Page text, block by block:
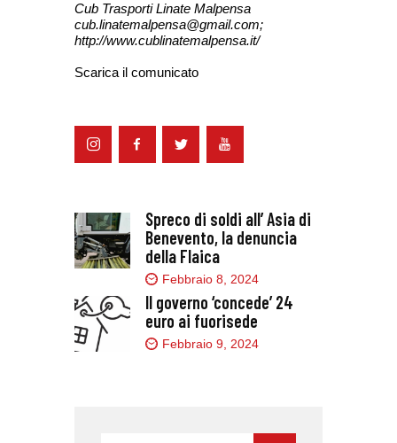
Cub Trasporti Linate Malpensa
cub.linatemalpensa@gmail.com;
http://www.cublinatemalpensa.it/
Scarica il comunicato
Spreco di soldi all’ Asia di
Benevento, la denuncia
della Flaica
Febbraio 8, 2024
Il governo ‘concede’ 24
euro ai fuorisede
Febbraio 9, 2024